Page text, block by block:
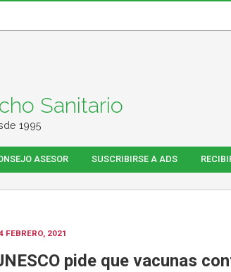
Sanitario
1995
ASESOR SUSCRIBIRSE A ADS
FEBRERO, 2021
pide que vacunas